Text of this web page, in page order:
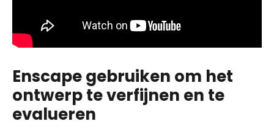
Enscape gebruiken om het
ontwerp te verfijnen en te
evalueren